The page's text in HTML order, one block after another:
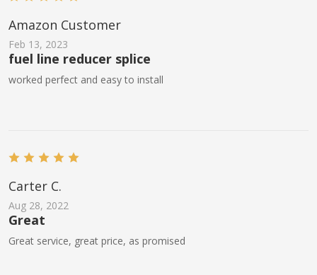
Amazon Customer
Feb 13, 2023
fuel line reducer splice
worked perfect and easy to install
Carter C.
Aug 28, 2022
Great
Great service, great price, as promised